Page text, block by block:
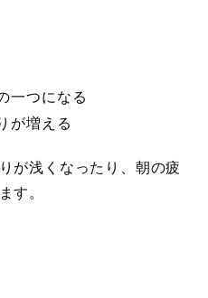
一つになる
が増える
が浅くなったり、朝の疲
す。